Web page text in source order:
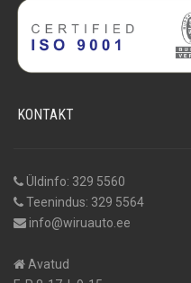
KONTAKT
Üldinfo: 329 5560
Teenindus: 329 5564
info@wiruauto.ee
Avatud